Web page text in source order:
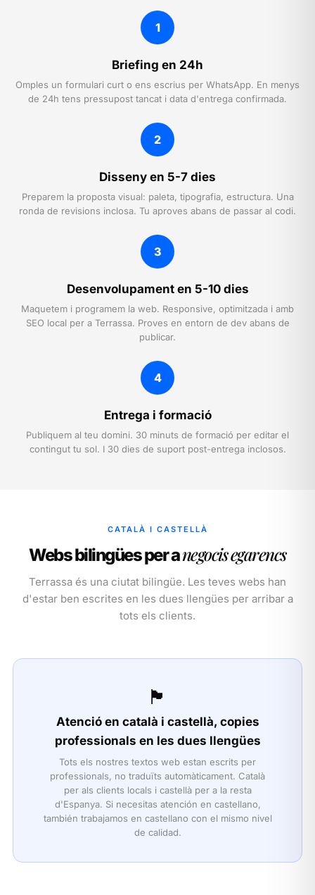
1
Briefing en 24h
Omples un formulari curt o ens escrius per WhatsApp. En menys
de 24h tens pressupost tancat i data d'entrega confirmada.
2
Disseny en 5-7 dies
Preparem la proposta visual: paleta, tipografia, estructura. Una
ronda de revisions inclosa. Tu aproves abans de passar al codi.
3
Desenvolupament en 5-10 dies
Maquetem i programem la web. Responsive, optimitzada i amb
SEO local per a Terrassa. Proves en entorn de dev abans de
publicar.
4
Entrega i formació
Publiquem al teu domini. 30 minuts de formació per editar el
contingut tu sol. I 30 dies de suport post-entrega inclosos.
CATALÀ I CASTELLÀ
Webs bilingües per anegocis egarencs
Terrassa és una ciutat bilingüe. Les teves webs han
d'estar ben escrites en les dues llengües per arribar a
tots els clients.
🏴
Atenció en català i castellà, copies
professionals en les dues llengües
Tots els nostres textos web estan escrits per
professionals, no traduïts automàticament. Català
per als clients locals i castellà per a la resta
d'Espanya. Si necesitas atención en castellano,
también trabajamos en castellano con el mismo nivel
de calidad.